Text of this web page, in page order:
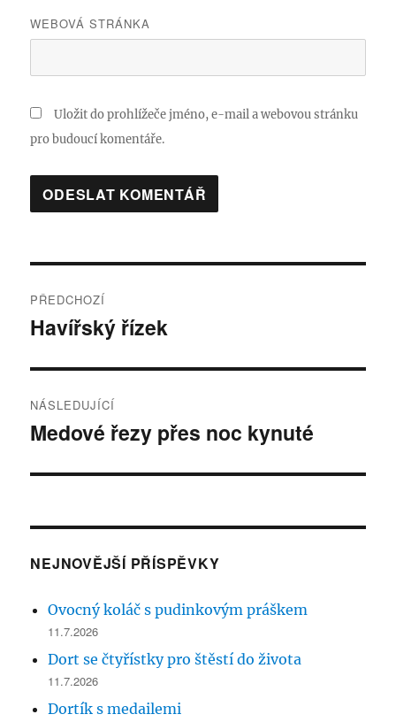
WEBOVÁ STRÁNKA
Uložit do prohlížeče jméno, e-mail a webovou stránku
pro budoucí komentáře.
pro
PŘEDCHOZÍ
Předchozí
Havířský řízek
NÁSLEDUJÍCÍ
Následující
Medové řezy přes noc kynuté
NEJNOVĚJŠÍ PŘÍSPĚVKY
Ovocný koláč s pudinkovým práškem
11.7.2026
Dort se čtyřístky pro štěstí do života
11.7.2026
Dortík s medailemi